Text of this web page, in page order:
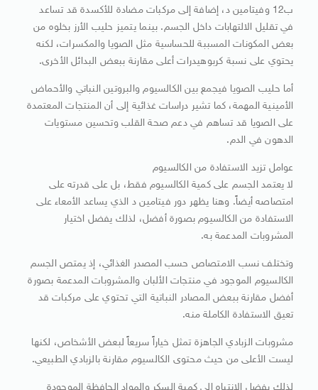
ب12 وفيتامين د، إضافة إلى مركبات مضادة للأكسدة قد تساعد
في تقليل الالتهابات داخل الجسم. بينما يتميز حليب الأرز بخلوه من
بعض المكونات المسببة للحساسية مثل الصويا والمكسرات، لكنه
يحتوي على نسبة كربوهيدرات أعلى مقارنة ببعض البدائل الأخرى.
أما حليب الصويا فيجمع بين الكالسيوم والبروتين النباتي والأحماض
الأمينية المهمة، كما تشير دراسات غذائية إلى أن المنتجات المعتمدة
على الصويا قد تساهم في دعم صحة القلب وتحسين مستويات
الدهون في الدم.
عوامل تزيد الاستفادة من الكالسيوم
لا يعتمد الجسم على كمية الكالسيوم فقط، بل على قدرته على
امتصاصه أيضاً. وهنا يظهر دور فيتامين د الذي يساعد الأمعاء على
الاستفادة من الكالسيوم بصورة أفضل، لذلك يفضل اختيار
المشروبات المدعمة به.
وتختلف نسب الامتصاص حسب المصدر الغذائي، إذ يمتص الجسم
الكالسيوم الموجود في منتجات الألبان والمشروبات المدعمة بصورة
أفضل مقارنة ببعض المصادر النباتية التي تحتوي على مركبات قد
تعيق الاستفادة الكاملة منه.
مشروبات الزبادي الجاهزة تمثل خياراً سريعاً لبعض الأشخاص، لكنها
ليست الأعلى من حيث محتوى الكالسيوم مقارنة بالزبادي الطبيعي.